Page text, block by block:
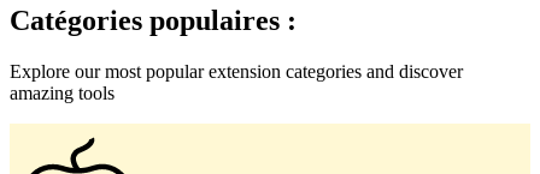
Catégories populaires :
Explore our most popular extension categories and discover
amazing tools